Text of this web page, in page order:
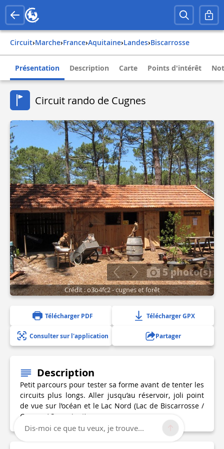
Circuit› Marche› france› aquitaine› landes› biscarrosse
Présentation Description Carte Points d'intérêt
Circuit rando de Cugnes
5 photo(s)
Crédit : o3o4fc2 - cugnes et forêt
Télécharger PDF Télécharger GPX
Consulter sur l'application Partager
Description
Petit parcours pour tester sa forme avant de tenter les
circuits plus longs. Aller jusqu’au réservoir, joli point
de vue sur l’océan et le Lac Nord (Lac de Biscarrosse /
Cazaux / Sanguinet).
Dis-moi ce que tu veux, je trouve...